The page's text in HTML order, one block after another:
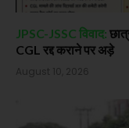
JPSC-JSSC विवाद:
CGL रद्द कराने पर अड़े
August 10, 2026